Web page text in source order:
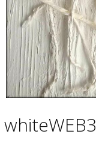
whiteWEB3